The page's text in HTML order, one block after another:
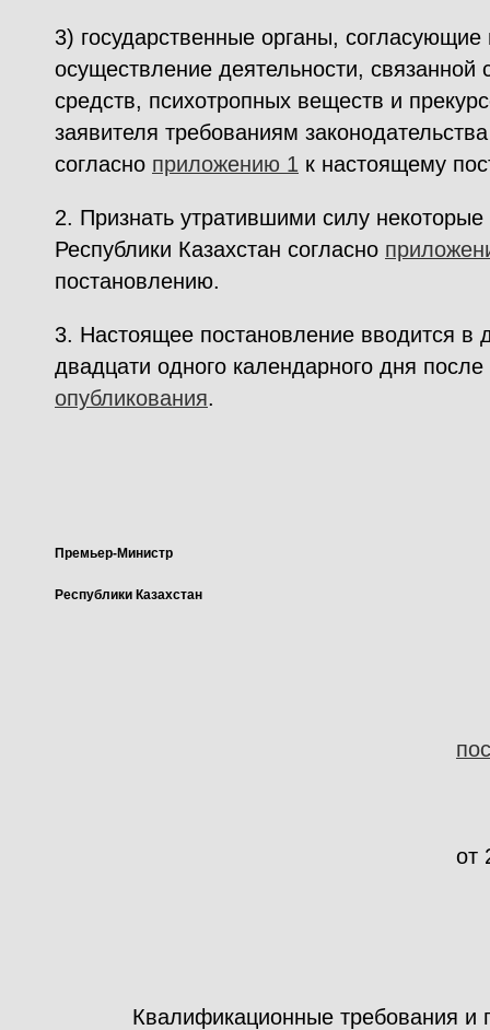
3) государственные органы,
осуществление деятельности, связанной
средств, психотропных веществ и
заявителя требованиям
согласно приложению 1 к настоящему
2. Признать утратившими силу
Республики Казахстан согласно
постановлению.
3. Настоящее постановление вводится в
двадцати одного календарного дня
опубликования.
Премьер-Министр
Республики Казахстан
от
Квалификационные требования и